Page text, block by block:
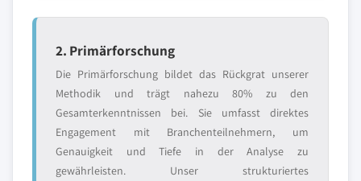
2. Primärforschung
Die Primärforschung bildet das Rückgrat unserer
Methodik und trägt nahezu 80% zu den
Gesamterkenntnissen bei. Sie umfasst direktes
Engagement mit Branchenteilnehmern, um
Genauigkeit und Tiefe in der Analyse zu
gewährleisten. Unser strukturiertes